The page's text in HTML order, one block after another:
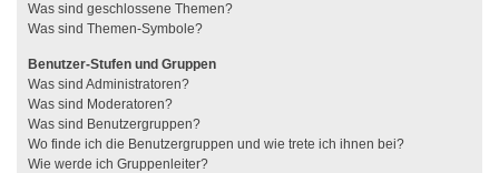
Was sind geschlossene Themen?
Was sind Themen-Symbole?
Benutzer-Stufen und Gruppen
Was sind Administratoren?
Was sind Moderatoren?
Was sind Benutzergruppen?
Wo finde ich die Benutzergruppen und wie trete ich ihnen bei?
Wie werde ich Gruppenleiter?